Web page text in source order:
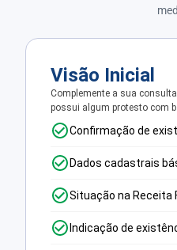
Visão Inicial
Complemente a sua
possui algum protesto com
Confirmação de
Dados cadastrais
Situação na Receita
Indicação de